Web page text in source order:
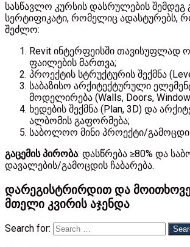
სასწავლო კურსის დასრულების შემდეგ
სერტიფიკატი, რომელიც ადასტურებს,
შეძლო:
Revit ინტერფეისში თავისუფლად
ფაილების მართვა;
პროექტის სტრუქტურის შექმნა
საბაზისო არქიტექტურული
მოდელირება (Walls, Doors,
ხედების შექმნა (Plan, 3D) და
ალბომის გაფორმება;
საბოლოო მინი პროექტი/
გაცემის პირობა: დასწრება ≥80% და
დავალების/გამოცდის ჩაბარება.
დარეგისტრირდით და
მთელი კვირის აჯენდა
Search for: